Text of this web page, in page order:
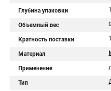
Глубина упаковки
Объемный вес
Кратность поставки 1
Материал
Применение
Тип